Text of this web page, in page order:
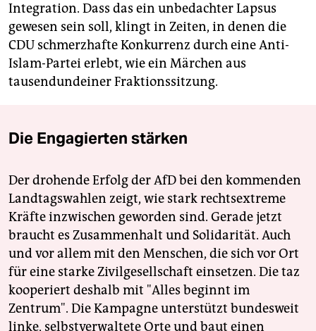
Integration. Dass das ein unbedachter Lapsus
gewesen sein soll, klingt in Zeiten, in denen die
CDU schmerzhafte Konkurrenz durch eine Anti-
Islam-Partei erlebt, wie ein Märchen aus
tausendundeiner Fraktionssitzung.
Die Engagierten stärken
Der drohende Erfolg der AfD bei den kommenden
Landtagswahlen zeigt, wie stark rechtsextreme
Kräfte inzwischen geworden sind. Gerade jetzt
braucht es Zusammenhalt und Solidarität. Auch
und vor allem mit den Menschen, die sich vor Ort
für eine starke Zivilgesellschaft einsetzen. Die taz
kooperiert deshalb mit "Alles beginnt im
Zentrum". Die Kampagne unterstützt bundesweit
linke, selbstverwaltete Orte und baut einen